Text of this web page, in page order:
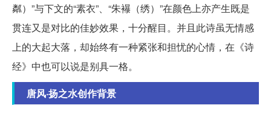
粼）”与下文的“素衣”、“朱襮（绣）”在颜色上亦产生既是
贯连又是对比的佳妙效果，十分醒目。并且此诗虽无情感
上的大起大落，却始终有一种紧张和担忧的心情，在《诗
经》中也可以说是别具一格。
唐风·扬之水创作背景